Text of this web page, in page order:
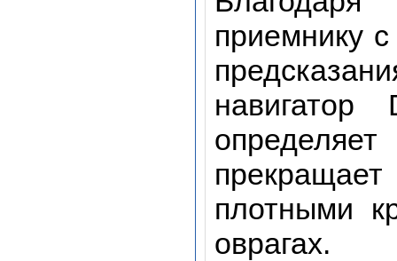
приемнику
плотными
оврагах.